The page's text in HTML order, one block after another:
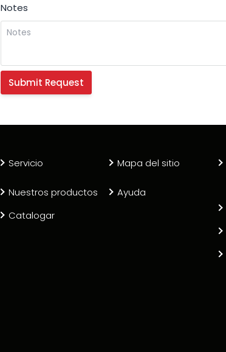
Notes
Servicio
Nuestros productos
Catalogar
Mapa del sitio
Ayuda